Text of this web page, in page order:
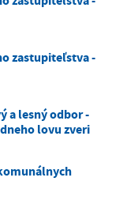
zastupiteľstva -
a lesný odbor -
lovu zveri